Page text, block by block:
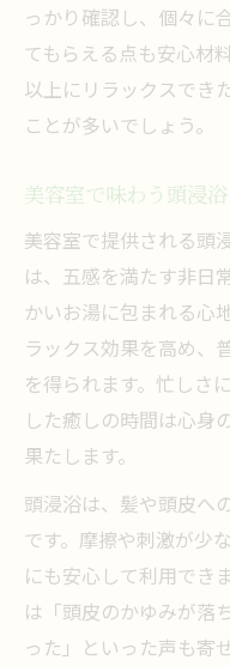
っかり確認し、個々に
てもらえる点も安心材
以上にリラックスでき
ことが多いでしょう。
美容室で味わう頭浸
美容室で提供される頭
は、五感を満たす非日
かいお湯に包まれる心
ラックス効果を高め、
を得られます。忙しさ
した癒しの時間は心身
果たします。
頭浸浴は、髪や頭皮へ
です。摩擦や刺激が少
にも安心して利用でき
は「頭皮のかゆみが落
った」といった声も寄